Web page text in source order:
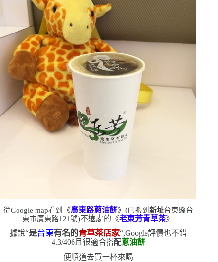
從Google map看到 《廣東路蔥油餅》 (已搬到 新址台東縣台
東市廣東路121號)不遠處的《老東芳青草茶》
據說“是台東有名的青草茶店家“,Google評價也不錯
4.3/406且很適合搭配蔥油餅
便順道去買一杯來喝